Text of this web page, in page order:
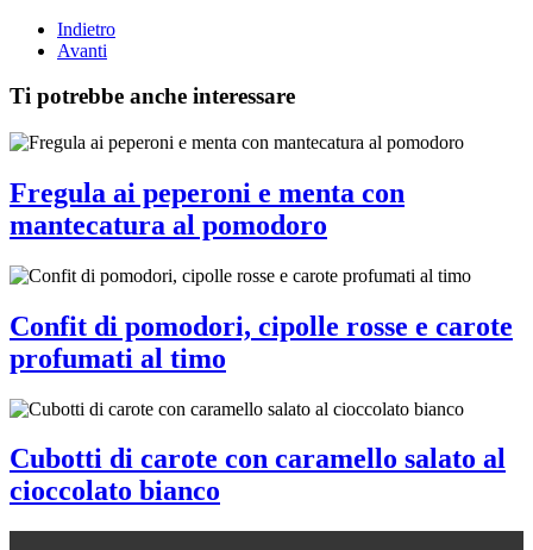
Indietro
Avanti
Ti potrebbe anche interessare
Fregula ai peperoni e menta con
mantecatura al pomodoro
Confit di pomodori, cipolle rosse e carote
profumati al timo
Cubotti di carote con caramello salato al
cioccolato bianco